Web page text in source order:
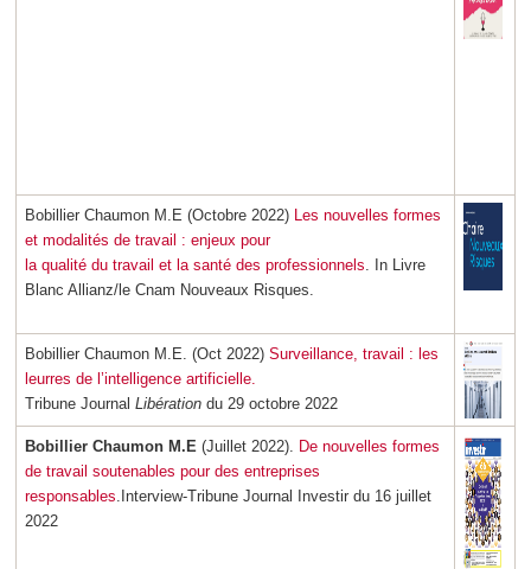
Bobillier Chaumon M.E (Octobre 2022) Les nouvelles formes
et modalités de travail : enjeux pour
la qualité du travail et la santé des professionnels. In Livre
Blanc Allianz/le Cnam Nouveaux Risques.
Bobillier Chaumon M.E. (Oct 2022) Surveillance, travail : les
leurres de l’intelligence artificielle.
Tribune Journal Libération du 29 octobre 2022
Bobillier Chaumon M.E(Juillet 2022). De nouvelles formes
de travail soutenables pour des entreprises
responsables.Interview-Tribune Journal Investir du 16 juillet
2022